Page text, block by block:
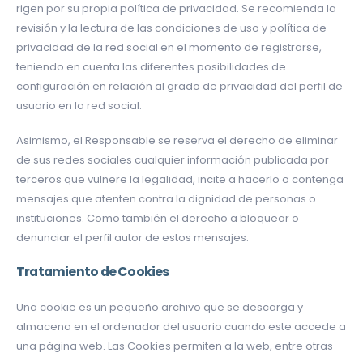
rigen por su propia política de privacidad. Se recomienda la
revisión y la lectura de las condiciones de uso y política de
privacidad de la red social en el momento de registrarse,
teniendo en cuenta las diferentes posibilidades de
configuración en relación al grado de privacidad del perfil de
usuario en la red social.
Asimismo, el Responsable se reserva el derecho de eliminar
de sus redes sociales cualquier información publicada por
terceros que vulnere la legalidad, incite a hacerlo o contenga
mensajes que atenten contra la dignidad de personas o
instituciones. Como también el derecho a bloquear o
denunciar el perfil autor de estos mensajes.
Tratamiento de Cookies
Una cookie es un pequeño archivo que se descarga y
almacena en el ordenador del usuario cuando este accede a
una página web. Las Cookies permiten a la web, entre otras